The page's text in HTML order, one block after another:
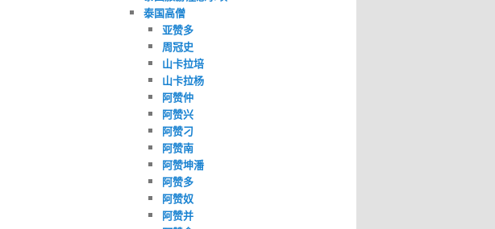
泰国高僧
亚赞多
周冠史
山卡拉培
山卡拉杨
阿赞仲
阿赞兴
阿赞刁
阿赞南
阿赞坤潘
阿赞多
阿赞奴
阿赞并